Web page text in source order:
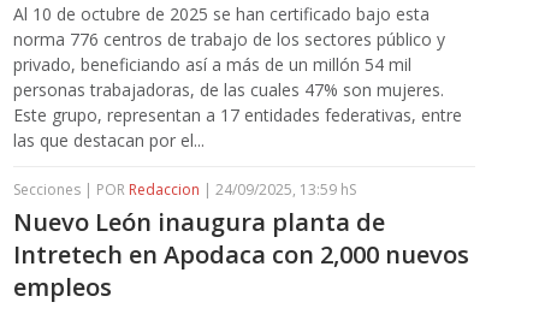
Al 10 de octubre de 2025 se han certificado bajo esta
norma 776 centros de trabajo de los sectores público y
privado, beneficiando así a más de un millón 54 mil
personas trabajadoras, de las cuales 47% son mujeres.
Este grupo, representan a 17 entidades federativas, entre
las que destacan por el...
Secciones | POR Redaccion | 24/09/2025, 13:59 hS
Nuevo León inaugura planta de
Intretech en Apodaca con 2,000 nuevos
empleos